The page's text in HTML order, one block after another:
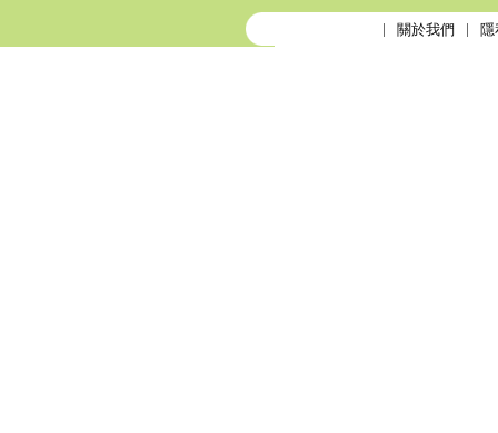
關於我們